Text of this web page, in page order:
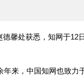
馨处获悉，知网于12
年来，中国知网也致力